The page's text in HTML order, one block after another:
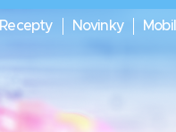
Recepty Novinky